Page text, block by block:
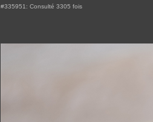
#335951: Consulté 3305 fois